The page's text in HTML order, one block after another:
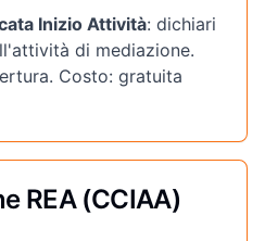
Inizio Attività: dichiari
di mediazione.
Costo: gratuita
REA (CCIAA)